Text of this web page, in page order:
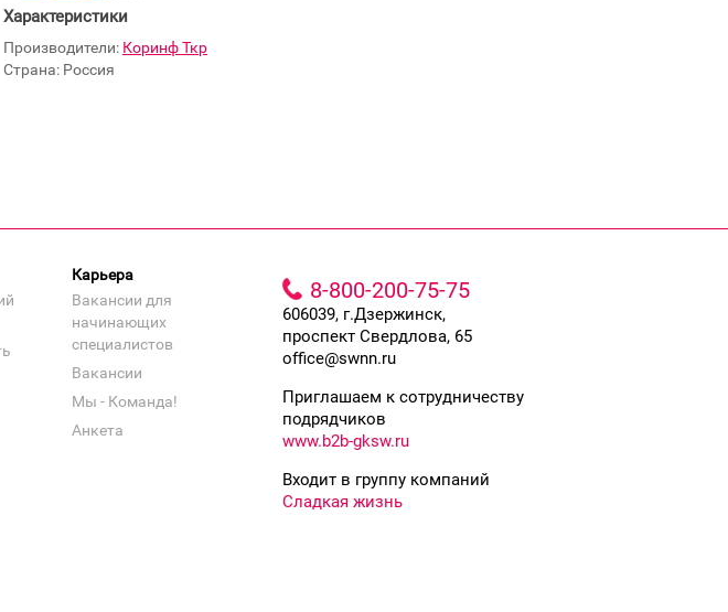
Характеристики
Производители: Коринф Ткр
Страна: Россия
Карьера
Вакансии для
начинающих
специалистов
Вакансии
Мы - Команда!
Анкета
8-800-200-75-75
606039, г.Дзержинск,
проспект Свердлова, 65
office@swnn.ru
Приглашаем к сотрудничеству
подрядчиков
www.b2b-gksw.ru
Входит в группу компаний
Сладкая жизнь